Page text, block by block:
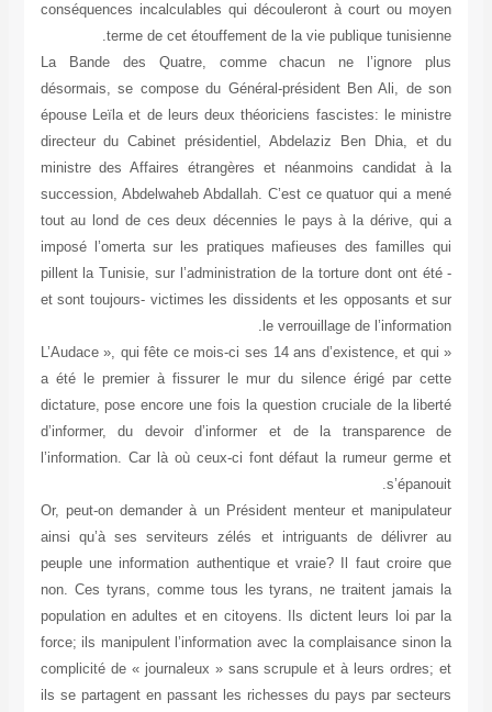
conséquences incalculables qui découleront à court ou moyen
terme de cet étouffement de la vie publique tunisienne.
La Bande des Quatre, comme chacun ne l’ignore plus
désormais, se compose du Général-président Ben Ali, de son
épouse Leïla et de leurs deux théoriciens fascistes: le ministre
directeur du Cabinet présidentiel, Abdelaziz Ben Dhia, et du
ministre des Affaires étrangères et néanmoins candidat à la
succession, Abdelwaheb Abdallah. C’est ce quatuor qui a mené
tout au lond de ces deux décennies le pays à la dérive, qui a
imposé l’omerta sur les pratiques mafieuses des familles qui
pillent la Tunisie, sur l’administration de la torture dont ont été -
et sont toujours- victimes les dissidents et les opposants et sur
le verrouillage de l’information.
« L’Audace », qui fête ce mois-ci ses 14 ans d’existence, et qui
a été le premier à fissurer le mur du silence érigé par cette
dictature, pose encore une fois la question cruciale de la liberté
d’informer, du devoir d’informer et de la transparence de
l’information. Car là où ceux-ci font défaut la rumeur germe et
s’épanouit.
Or, peut-on demander à un Président menteur et manipulateur
ainsi qu’à ses serviteurs zélés et intriguants de délivrer au
peuple une information authentique et vraie? Il faut croire que
non. Ces tyrans, comme tous les tyrans, ne traitent jamais la
population en adultes et en citoyens. Ils dictent leurs loi par la
force; ils manipulent l’information avec la complaisance sinon la
complicité de « journaleux » sans scrupule et à leurs ordres; et
ils se partagent en passant les richesses du pays par secteurs